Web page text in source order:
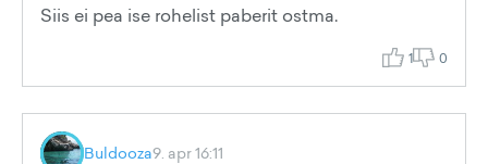
Siis ei pea ise rohelist paberit ostma.
1 0
Buldooza9. apr 16:11